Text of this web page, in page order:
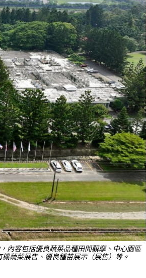
內容包括優良蔬菜品種田間觀摩、中心園區
蔬菜展售、優良種苗展示（展售）等。